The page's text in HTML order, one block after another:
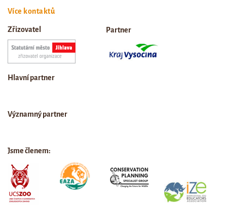
Více kontaktů
Zřizovatel Partner
Hlavní partner
Významný partner
Jsme členem: